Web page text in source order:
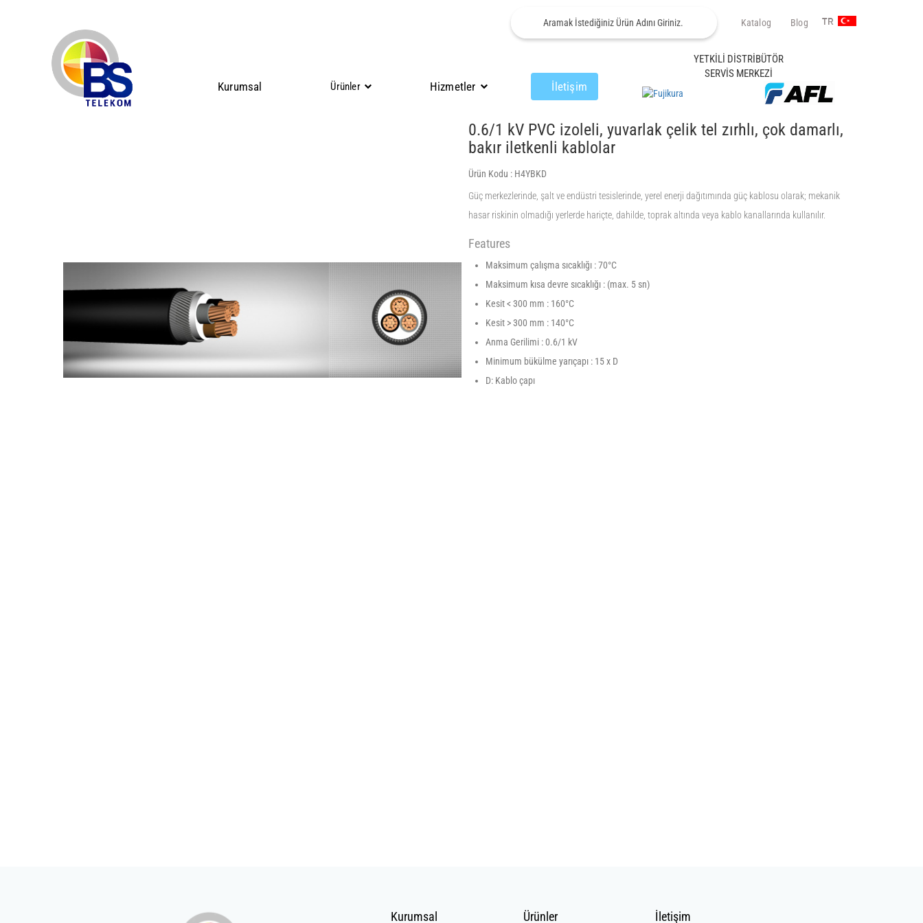
Katalog Blog TR
Kurumsal Ürünler Hizmetler İletişim
YETKİLİ DİSTRİBÜTÖR
SERVİS MERKEZİ
0.6/1 kV PVC izoleli, yuvarlak çelik tel zırhlı, çok damarlı,
bakır iletkenli kablolar
Ürün Kodu : H4YBKD
Güç merkezlerinde, şalt ve endüstri tesislerinde, yerel enerji dağıtımında güç kablosu olarak; mekanik
hasar riskinin olmadığı yerlerde hariçte, dahilde, toprak altında veya kablo kanallarında kullanılır.
Features
Maksimum çalışma sıcaklığı : 70°C
Maksimum kısa devre sıcaklığı : (max. 5 sn)
Kesit < 300 mm : 160°C
Kesit > 300 mm : 140°C
Anma Gerilimi : 0.6/1 kV
Minimum bükülme yarıçapı : 15 x D
D: Kablo çapı
Kurumsal Ürünler İletişim